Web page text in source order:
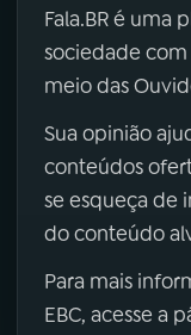
Fala.BR é uma
sociedade
meio das
Sua opinião
conteúdos
se esqueça de
do conteúdo
Para mais
EBC, acesse a